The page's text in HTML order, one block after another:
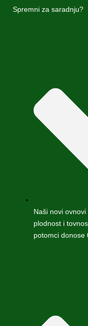
Spremni za saradnju?
Naši novi
plodnost i
potomci donose